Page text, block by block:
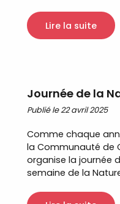
Lire la suite
Journée de la
Publié le 22 avril 2025
Comme chaque
la Communauté de
organise la journée
semaine de la